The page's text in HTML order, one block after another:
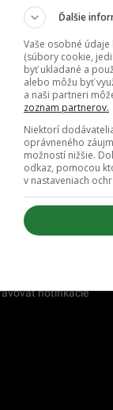
zachraňuje
notifikácie
Ďalšie
Vaše osobné
(súbory cookie,
byť ukladané a
alebo môžu byť
a naši partneri
zoznam partnerov.
Niektorí
oprávneného
možností nižšie.
odkaz, pomocou
v nastaveniach